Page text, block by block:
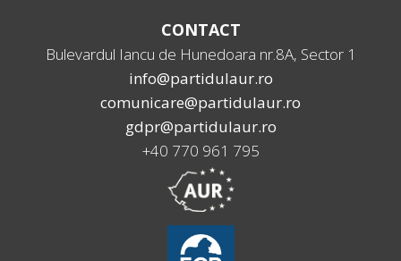
CONTACT
Bulevardul Iancu de Hunedoara nr.8A, Sector 1
info@partidulaur.ro
comunicare@partidulaur.ro
gdpr@partidulaur.ro
+40 770 961 795